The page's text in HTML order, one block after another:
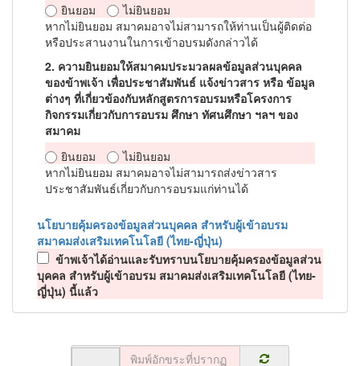
ยินยอม
ไม่ยินยอม
หากไม่ยินยอม สมาคมอาจไม่สามารถให้ท่านเป็นผู้ติดต่อ
หรือประสานงานในการเข้าอบรมดังกล่าวได้
2. ความยินยอมให้สมาคมประมวลผลข้อมูลส่วนบุคคล
ของข้าพเจ้า เพื่อประชาสัมพันธ์ แจ้งข่าวสาร หรือ ข้อมูล
ต่างๆ ที่เกี่ยวข้องกับหลักสูตรการอบรมหรือโครงการ
กิจกรรมเกี่ยวกับการอบรม ศึกษา ทัศนศึกษา ฯลฯ ของ
สมาคม
ยินยอม
ไม่ยินยอม
หากไม่ยินยอม สมาคมอาจไม่สามารถส่งข่าวสาร
ประชาสัมพันธ์เกี่ยวกับการอบรมแก่ท่านได้
นโยบายคุ้มครองข้อมูลส่วนบุคคล สำหรับผู้เข้าอบรม
สมาคมส่งเสริมเทคโนโลยี (ไทย-ญี่ปุ่น)
ข้าพเจ้าได้อ่านและรับทราบนโยบายคุ้มครองข้อมูลส่วน
บุคคล สำหรับผู้เข้าอบรม สมาคมส่งเสริมเทคโนโลยี (ไทย-
ญี่ปุ่น) นี้แล้ว